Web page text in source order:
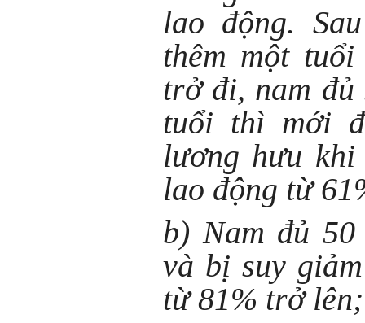
lao động.
thêm một
trở đi, nam
tuổi thì mới
lương hưu khi
lao động từ
b) Nam đủ
và bị suy
từ 81% trở lên;